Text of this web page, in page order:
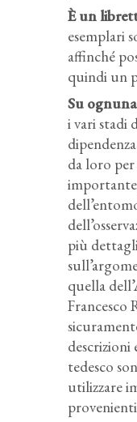
È un
esemplari
affinché
quindi un
Su
i vari stadi
da loro
più
quella
Francesco
descrizioni
tedesco
utilizzare